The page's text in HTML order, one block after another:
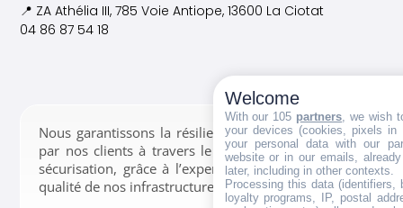
📍 ZA Athélia III, 785 Voie Antiope, 13600 La Ciotat
04 86 87 54 18
Nous garantissons la résilience des données confiées
par nos clients à travers le stockage, la gestion et la
sécurisation, grâce à l’expertise de nos équipes et la
qualité de nos infrastructures.
Welcome
With our 105 partners , we wish
your devices (cookies, pixels
your personal data with our
website or in our emails,
later, including in other contexts.
Processing this data (identifiers,
loyalty programs, IP, postal